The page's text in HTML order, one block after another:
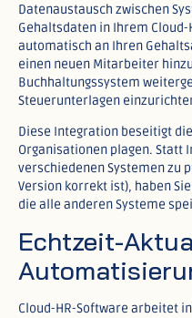
Datenaustausch zwischen
Gehaltsdaten in Ihrem
automatisch an Ihren
einen neuen Mitarbeiter
Buchhaltungssystem
Steuerunterlagen
Diese Integration beseitigt
Organisationen plagen.
verschiedenen Systemen zu
Version korrekt ist), haben
die alle anderen Systeme
Echtzeit-
Cloud-HR-Software arbeitet